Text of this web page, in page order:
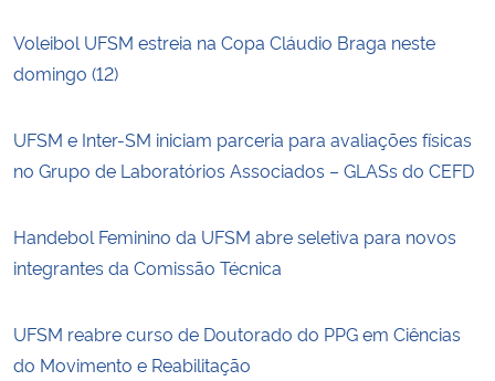
Voleibol UFSM estreia na Copa Cláudio Braga neste
domingo (12)
UFSM e Inter-SM iniciam parceria para avaliações físicas
no Grupo de Laboratórios Associados – GLASs do CEFD
Handebol Feminino da UFSM abre seletiva para novos
integrantes da Comissão Técnica
UFSM reabre curso de Doutorado do PPG em Ciências
do Movimento e Reabilitação